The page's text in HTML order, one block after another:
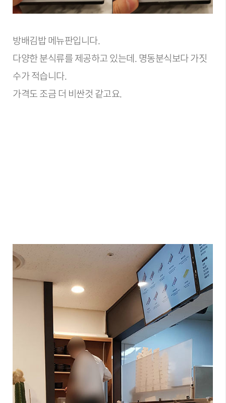
방배김밥 메뉴판입니다.
다양한 분식류를 제공하고 있는데. 명동분식보다 가짓
수가 적습니다.
가격도 조금 더 비싼것 같고요.